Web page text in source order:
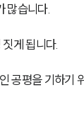
많습니다.
게 됩니다.
공평을 기하기